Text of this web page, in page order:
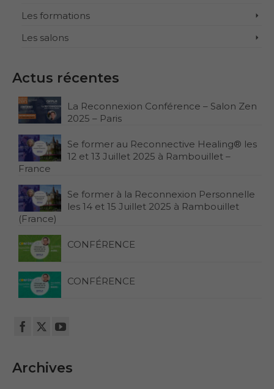
Les formations
Les salons
Actus récentes
La Reconnexion Conférence – Salon Zen
2025 – Paris
Se former au Reconnective Healing® les
12 et 13 Juillet 2025 à Rambouillet –
France
Se former à la Reconnexion Personnelle
les 14 et 15 Juillet 2025 à Rambouillet
(France)
CONFÉRENCE
CONFÉRENCE
Archives